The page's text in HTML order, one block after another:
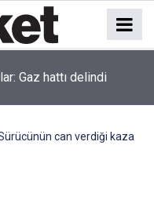
Gaz hattı delindi
can verdiği kaza